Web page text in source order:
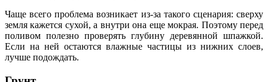
Чаще всего проблема возникает из-за такого сценария: сверху
земля кажется сухой, а внутри она еще мокрая. Поэтому перед
поливом полезно проверять глубину деревянной шпажкой.
Если на ней остаются влажные частицы из нижних слоев,
лучше подождать.